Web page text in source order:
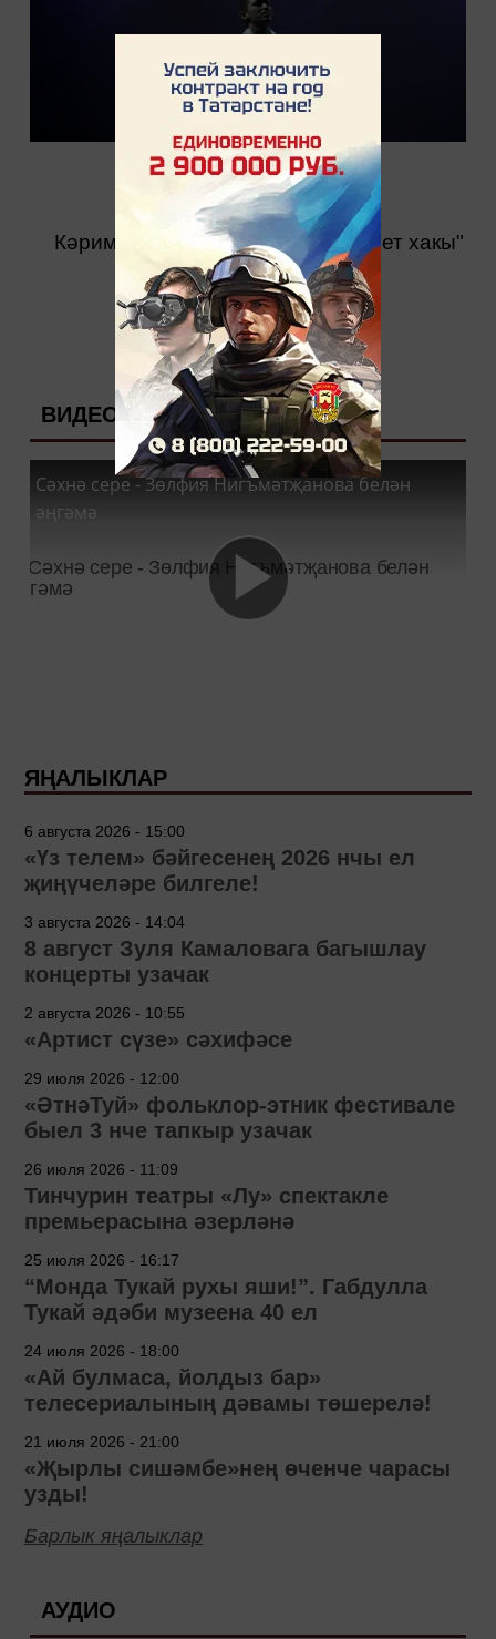
Кәрим Тинчурин театрында "Бәхет хакы"
спектакле куелды.
ВИДЕО
Сәхнә сере - Зөлфия Нигъмәтҗанова белән
әңгәмә
ЯҢАЛЫКЛАР
6 августа 2026 - 15:00
«Үз телем» бәйгесенең 2026 нчы ел
җиңүчеләре билгеле!
3 августа 2026 - 14:04
8 август Зуля Камаловага багышлау
концерты узачак
2 августа 2026 - 10:55
«Артист сүзе» сәхифәсе
29 июля 2026 - 12:00
«ӘтнәТуй» фольклор-этник фестивале
быел 3 нче тапкыр узачак
26 июля 2026 - 11:09
Тинчурин театры «Лу» спектакле
премьерасына әзерләнә
25 июля 2026 - 16:17
“Монда Тукай рухы яши!”. Габдулла
Тукай әдәби музеена 40 ел
24 июля 2026 - 18:00
«Ай булмаса, йолдыз бар»
телесериалының дәвамы төшерелә!
21 июля 2026 - 21:00
«Җырлы сишәмбе»нең өченче чарасы
узды!
Барлык яңалыклар
АУДИО